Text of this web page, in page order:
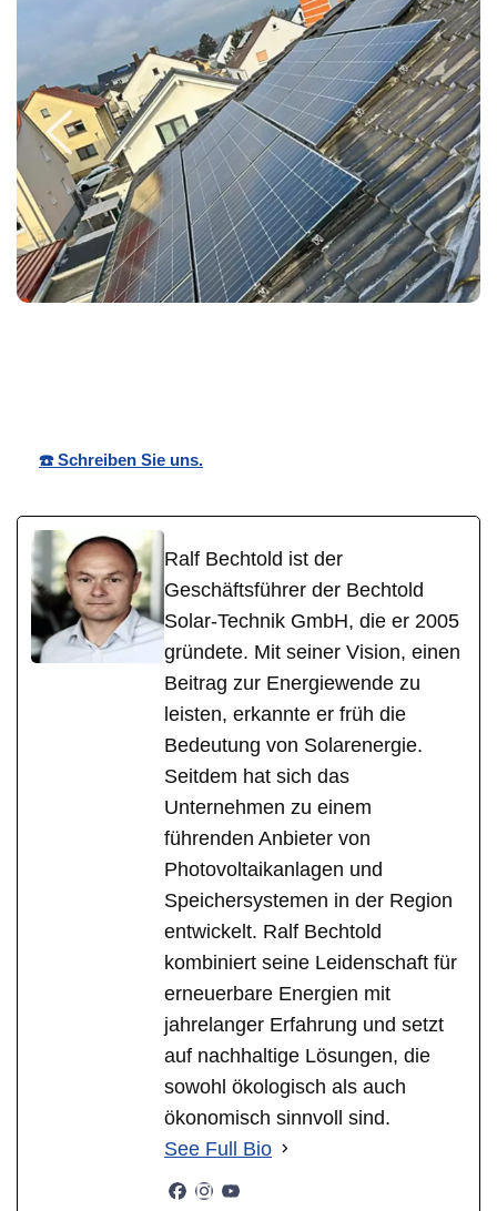
☎️ Schreiben Sie uns.
Ralf Bechtold ist der
Geschäftsführer der Bechtold
Solar-Technik GmbH, die er 2005
gründete. Mit seiner Vision, einen
Beitrag zur Energiewende zu
leisten, erkannte er früh die
Bedeutung von Solarenergie.
Seitdem hat sich das
Unternehmen zu einem
führenden Anbieter von
Photovoltaikanlagen und
Speichersystemen in der Region
entwickelt. Ralf Bechtold
kombiniert seine Leidenschaft für
erneuerbare Energien mit
jahrelanger Erfahrung und setzt
auf nachhaltige Lösungen, die
sowohl ökologisch als auch
ökonomisch sinnvoll sind.
See Full Bio